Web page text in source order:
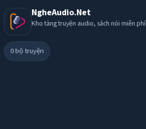
NgheAudio.Net
Kho tàng truyện audio, sách nói miễn phí
0bộ truyện